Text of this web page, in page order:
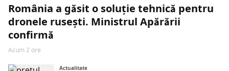
România a găsit o soluție tehnică pentru
dronele rusești. Ministrul Apărării
confirmă
Acum 2 ore
Actualitate